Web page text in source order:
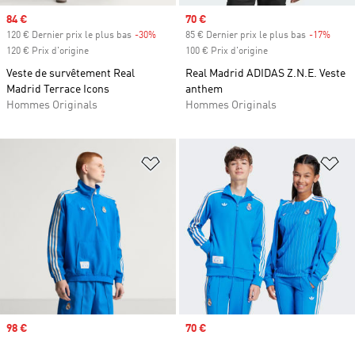
Prix soldé
84 €
120 € Dernier prix le plus bas -30%
120 € Prix d'origine
Veste de survêtement Real
Madrid Terrace Icons
Hommes Originals
Prix soldé
70 €
85 € Dernier prix le plus bas -17%
100 € Prix d'origine
Real Madrid ADIDAS Z.N.E. Veste
anthem
Hommes Originals
Ajouter à la Liste de produits
Prix soldé
98 € Prix soldé
70 €